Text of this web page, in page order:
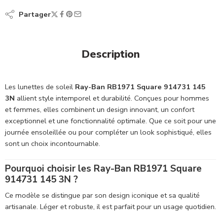
Partager
Description
Les lunettes de soleil Ray-Ban RB1971 Square 914731 145
3N allient style intemporel et durabilité. Conçues pour hommes
et femmes, elles combinent un design innovant, un confort
exceptionnel et une fonctionnalité optimale. Que ce soit pour une
journée ensoleillée ou pour compléter un look sophistiqué, elles
sont un choix incontournable.
Pourquoi choisir les Ray-Ban RB1971 Square
914731 145 3N ?
Ce modèle se distingue par son design iconique et sa qualité
artisanale. Léger et robuste, il est parfait pour un usage quotidien.